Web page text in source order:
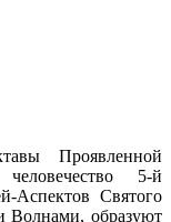
Проявленной
5-й
Аспектов Святого
Волнами, образуют